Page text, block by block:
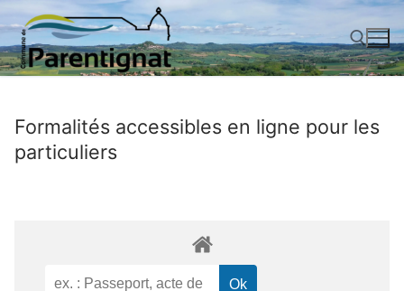
Aller
contenu
Formalités accessibles en ligne pour les
particuliers